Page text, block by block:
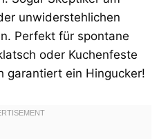
unwiderstehlichen
Perfekt für spontane
oder Kuchenfeste
garantiert ein Hingucker!